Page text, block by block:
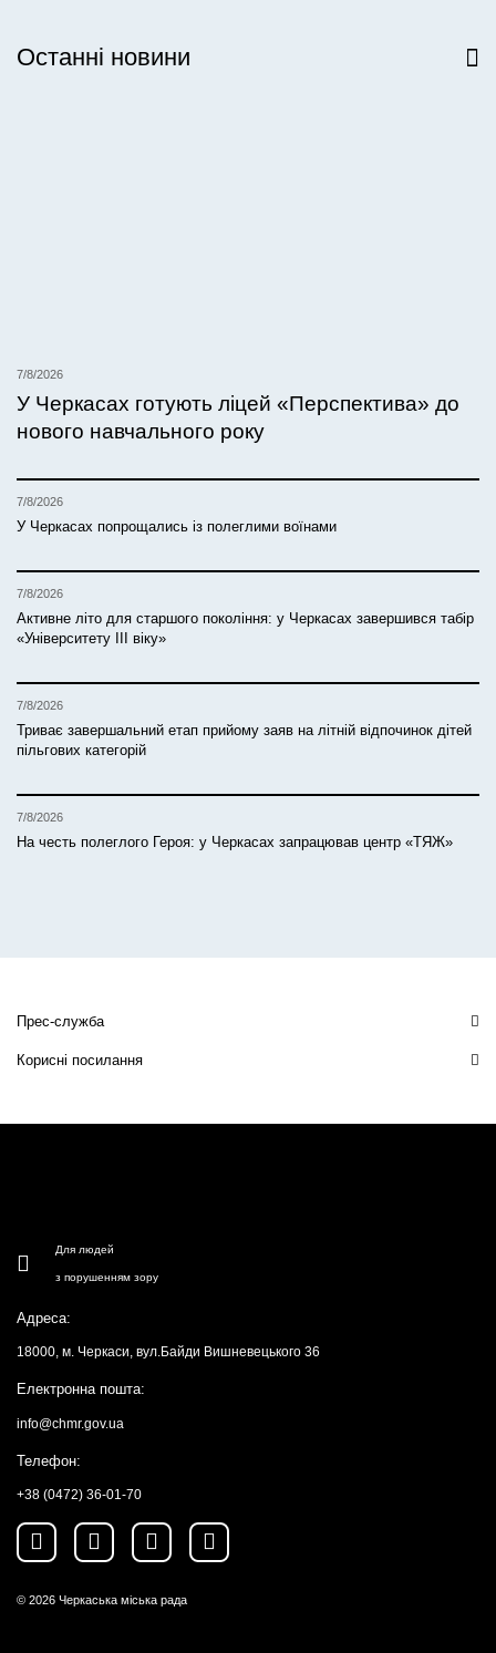
Останні новини
7/8/2026
У Черкасах готують ліцей «Перспектива» до
нового навчального року
7/8/2026
У Черкасах попрощались із полеглими воїнами
7/8/2026
Активне літо для старшого покоління: у Черкасах завершився табір
«Університету ІІІ віку»
7/8/2026
Триває завершальний етап прийому заяв на літній відпочинок дітей
пільгових категорій
7/8/2026
На честь полеглого Героя: у Черкасах запрацював центр «ТЯЖ»
Прес-служба
Корисні посилання
Для людей
з порушенням зору
Адреса:
18000, м. Черкаси, вул.Байди Вишневецького 36
Електронна пошта:
info@chmr.gov.ua
Телефон:
+38 (0472) 36-01-70
© 2026 Черкаська міська рада